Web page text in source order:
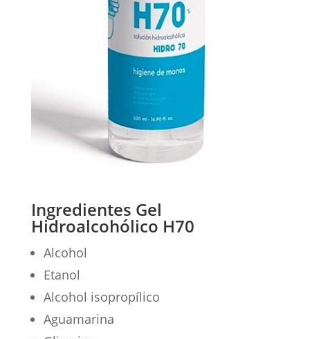
Ingredientes Gel
Hidroalcohólico H70
Alcohol
Etanol
Alcohol isopropílico
Aguamarina